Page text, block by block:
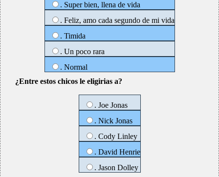
. Super bien, llena de vida
. Feliz, amo cada segundo de mi vida
. Timida
. Un poco rara
. Normal
¿Entre estos chicos le eligirias a?
. Joe Jonas
. Nick Jonas
. Cody Linley
. David Henrie
. Jason Dolley